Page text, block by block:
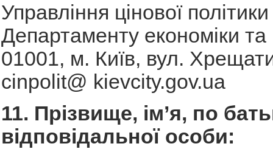
Управління цінової політики
Департаменту економіки та
01001, м. Київ, вул.
cinpolit@ kievcity.gov.ua
11. Прізвище, ім’я, по
відповідальної особи: